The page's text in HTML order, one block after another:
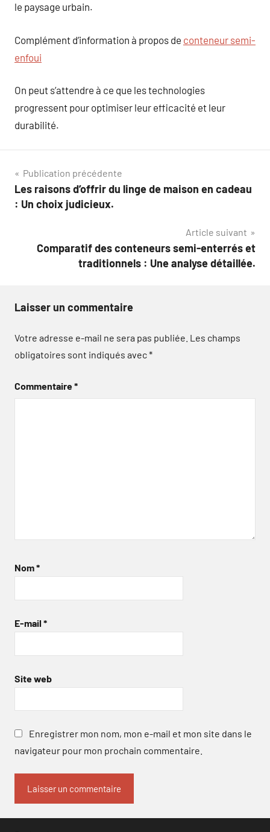
le paysage urbain.
Complément d’information à propos de conteneur semi-
enfoui
On peut s’attendre à ce que les technologies
progressent pour optimiser leur efficacité et leur
durabilité.
Navigation
de
Publication précédente
Les raisons d’offrir du linge de maison en cadeau
: Un choix judicieux.
Article suivant
Comparatif des conteneurs semi-enterrés et
traditionnels : Une analyse détaillée.
Laisser un commentaire
Votre adresse e-mail ne sera pas publiée. Les champs
obligatoires sont indiqués avec*
Commentaire*
Nom*
E-mail *
Site web
Enregistrer mon nom, mon e-mail et mon site dans le
navigateur pour mon prochain commentaire.